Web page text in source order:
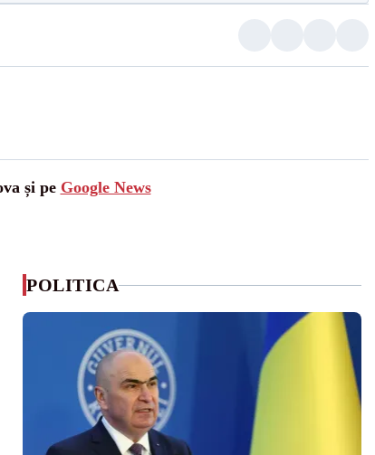
și pe Google News
POLITICA